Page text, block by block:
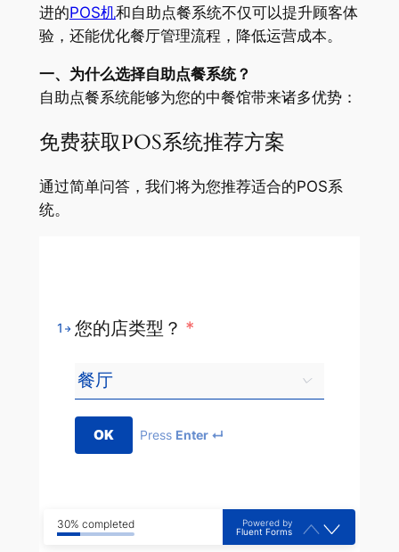
进的POS机和自助点餐系统不仅可以提升顾客体
验，还能优化餐厅管理流程，降低运营成本。
一、为什么选择自助点餐系统？
自助点餐系统能够为您的中餐馆带来诸多优势：
免费获取POS系统推荐方案
通过简单问答，我们将为您推荐适合的POS系
统。
1 您的店类型？ *
OK Press Enter ↵
30% completed
Powered by
Fluent Forms